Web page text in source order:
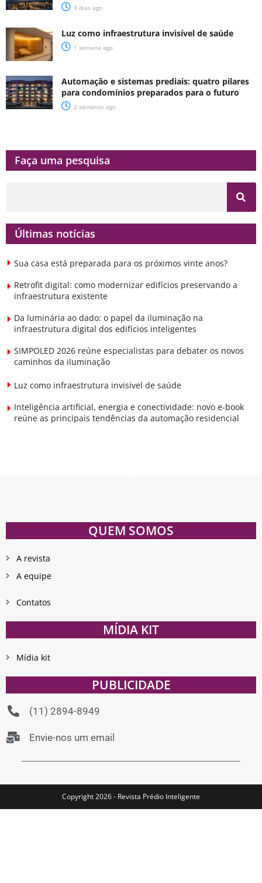
3 dias ago
Luz como infraestrutura invisível de saúde
1 semana ago
Automação e sistemas prediais: quatro pilares
para condomínios preparados para o futuro
2 semanas ago
Faça uma pesquisa​​
Últimas notícias
Sua casa está preparada para os próximos vinte anos?
Retrofit digital: como modernizar edifícios preservando a
infraestrutura existente
Da luminária ao dado: o papel da iluminação na
infraestrutura digital dos edifícios inteligentes
SIMPOLED 2026 reúne especialistas para debater os novos
caminhos da iluminação
Luz como infraestrutura invisível de saúde
Inteligência artificial, energia e conectividade: novo e-book
reúne as principais tendências da automação residencial
QUEM SOMOS
A revista
A equipe
Contatos
MÍDIA KIT
Mídia kit
PUBLICIDADE
(11) 2894-8949
Envie-nos um email
Copyright 2026 - Revista Prédio Inteligente